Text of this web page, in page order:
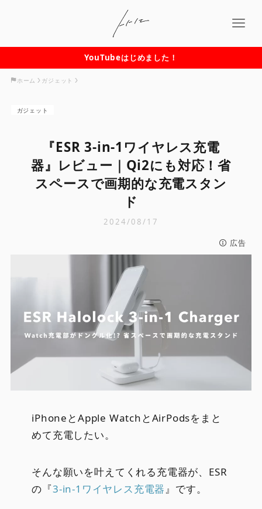
YouTubeはじめました！
ホーム ガジェット
『ESR 3-in-1ワイヤレス充電
器』レビュー｜Qi2にも対応！省
スペースで画期的な充電スタン
ド
ガジェット
2024/08/17
広告
iPhoneとApple WatchとAirPodsをまと
めて充電したい。
そんな願いを叶えてくれる充電器が、ESR
の『3-in-1ワイヤレス充電器』です。